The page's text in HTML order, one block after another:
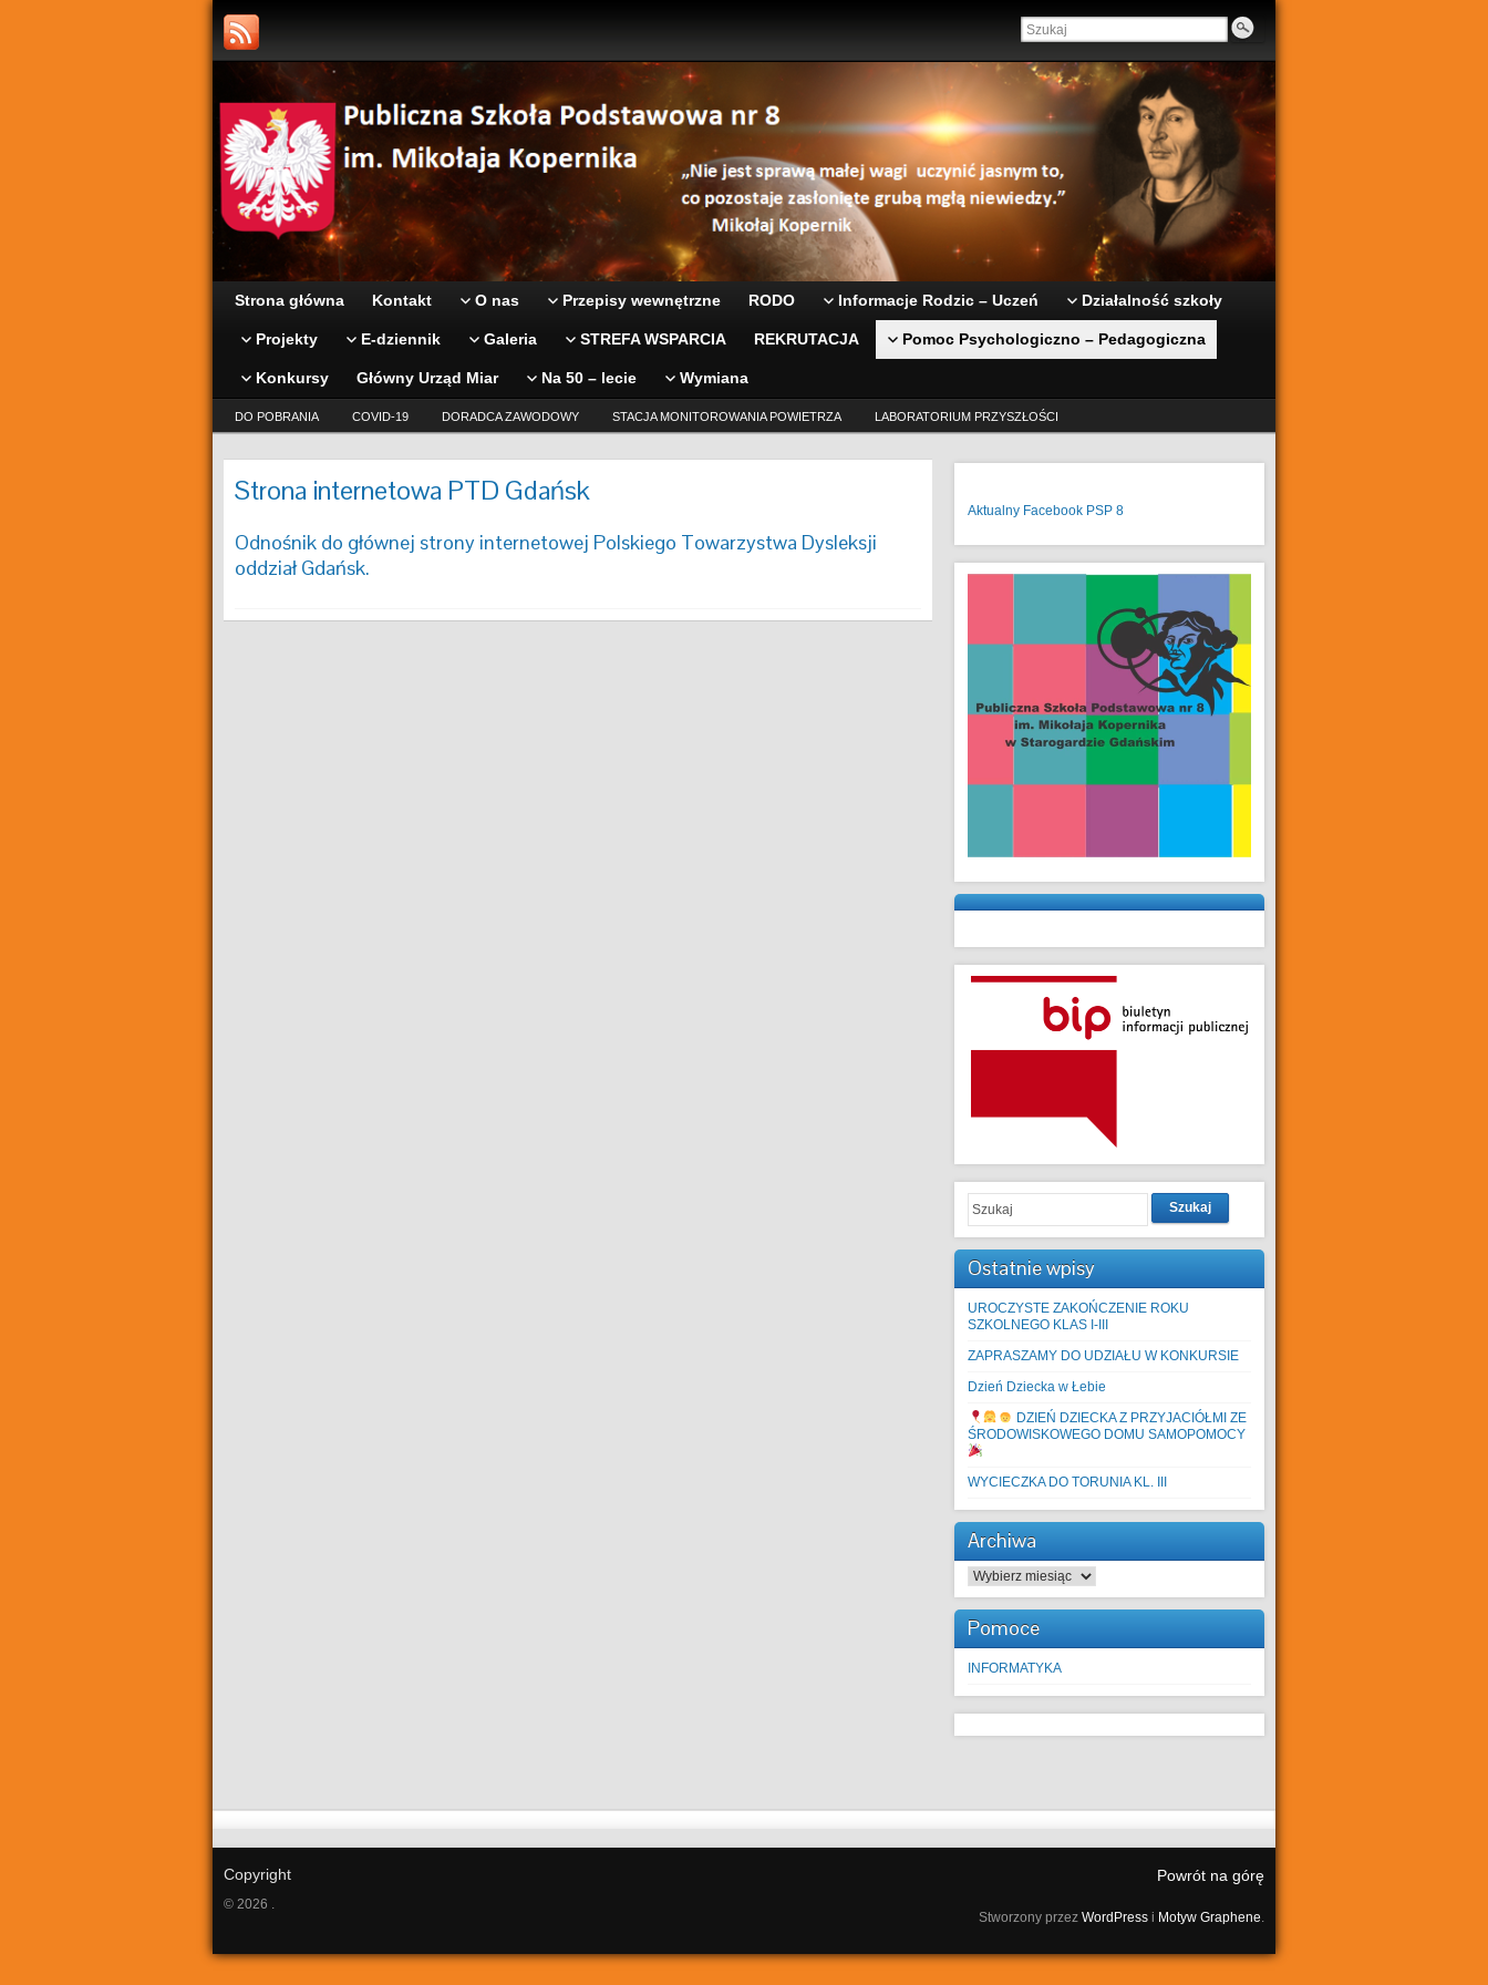
Strona główna Kontakt O nas Przepisy wewnętrzne RODO Informacje Rodzic – Uczeń Działalność szkoły
Projekty E-dziennik Galeria STREFA WSPARCIA REKRUTACJA Pomoc Psychologiczno – Pedagogiczna
Konkursy Główny Urząd Miar Na 50 – lecie Wymiana
DO POBRANIA COVID-19 DORADCA ZAWODOWY STACJA MONITOROWANIA POWIETRZA LABORATORIUM PRZYSZŁOŚCI
Strona internetowa PTD Gdańsk
Odnośnik do głównej strony internetowej Polskiego Towarzystwa Dysleksji
oddział Gdańsk.
Aktualny Facebook PSP 8
Szukaj
Ostatnie wpisy
UROCZYSTE ZAKOŃCZENIE ROKU
SZKOLNEGO KLAS I-III
ZAPRASZAMY DO UDZIAŁU W KONKURSIE
Dzień Dziecka w Łebie
DZIEŃ DZIECKA Z PRZYJACIÓŁMI ZE
ŚRODOWISKOWEGO DOMU SAMOPOMOCY
WYCIECZKA DO TORUNIA KL. III
Archiwa
Archiwa
Pomoce
INFORMATYKA
Copyright
© 2026 .
Powrót na górę
Stworzony przez WordPress i Motyw Graphene